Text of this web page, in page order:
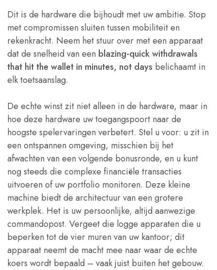
Dit is de hardware die bijhoudt met uw ambitie. Stop
met compromissen sluiten tussen mobiliteit en
rekenkracht. Neem het stuur over met een apparaat
dat de snelheid van een blazing-quick withdrawals
that hit the wallet in minutes, not days belichaamt in
elk toetsaanslag.
De echte winst zit niet alleen in de hardware, maar in
hoe deze hardware uw toegangspoort naar de
hoogste spelervaringen verbetert. Stel u voor: u zit in
een ontspannen omgeving, misschien bij het
afwachten van een volgende bonusronde, en u kunt
nog steeds die complexe financiële transacties
uitvoeren of uw portfolio monitoren. Deze kleine
machine biedt de architectuur van een grotere
werkplek. Het is uw persoonlijke, altijd aanwezige
commandopost. Vergeet die logge apparaten die u
beperken tot de vier muren van uw kantoor; dit
apparaat neemt de macht mee naar waar de echte
koers wordt bepaald – vaak juist buiten het gebouw.